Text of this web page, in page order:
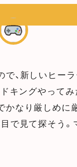
、新しいヒー
ドキングやって
なり厳しめに
で見て探そう